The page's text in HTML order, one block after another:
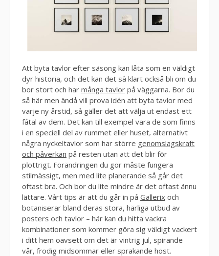
Att byta tavlor efter säsong kan låta som en väldigt
dyr historia, och det kan det så klart också bli om du
bor stort och har många tavlor på väggarna. Bor du
så här men ändå vill prova idén att byta tavlor med
varje ny årstid, så gäller det att välja ut endast ett
fåtal av dem. Det kan till exempel vara de som finns
i en speciell del av rummet eller huset, alternativt
några nyckeltavlor som har större genomslagskraft
och påverkan på resten utan att det blir för
plottrigt. Förändringen du gör måste fungera
stilmässigt, men med lite planerande så går det
oftast bra. Och bor du lite mindre är det oftast ännu
lättare. Vårt tips är att du går in på Gallerix och
botaniserar bland deras stora, härliga utbud av
posters och tavlor – här kan du hitta vackra
kombinationer som kommer göra sig väldigt vackert
i ditt hem oavsett om det är vintrig jul, spirande
vår, frodig midsommar eller sprakande höst.